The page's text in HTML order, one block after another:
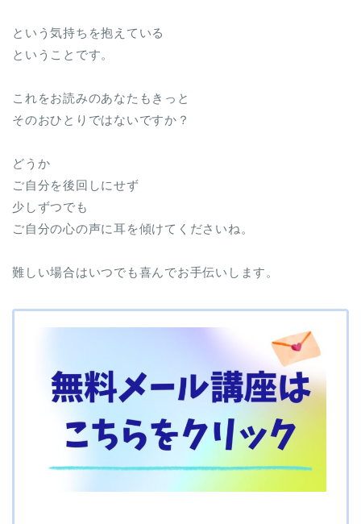
という気持ちを抱えている
ということです。
これをお読みのあなたもきっと
そのおひとりではないですか？
どうか
ご自分を後回しにせず
少しずつでも
ご自分の心の声に耳を傾けてくださいね。
難しい場合はいつでも喜んでお手伝いします。